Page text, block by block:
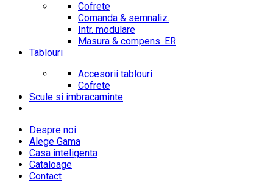
Cofrete
Comanda & semnaliz.
Intr. modulare
Masura & compens. ER
Tablouri
Accesorii tablouri
Cofrete
Scule si imbracaminte
Despre noi
Alege Gama
Casa inteligenta
Cataloage
Contact